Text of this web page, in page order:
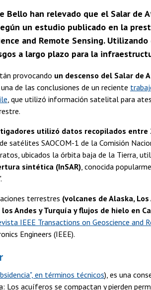
Bello han relevado que el Salar de
un estudio publicado en la
and Remote Sensing.
a largo plazo para la
provocando un descenso del Salar de
de las conclusiones de un reciente
, que utilizó información satelital para
utilizó datos recopilados entre
satélites SAOCOM-1 de la Comisión
ubicados la órbita baja de la Tierra,
sintética (InSAR) , conocida
terrestres (volcanes de Alaska,
Andes y Turquía y flujos de hielo en
IEEE Transactions on Geoscience and
Engineers (IEEE).
en términos técnicos), es una
Los acuíferos se compactan y pierden